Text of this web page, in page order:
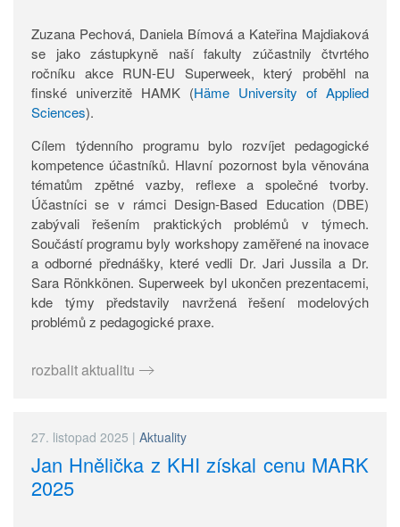
Zuzana Pechová, Daniela Bímová a Kateřina Majdiaková
se jako zástupkyně naší fakulty zúčastnily čtvrtého
ročníku akce RUN-EU Superweek, který proběhl na
finské univerzitě HAMK (Häme University of Applied
Sciences).
Cílem týdenního programu bylo rozvíjet pedagogické
kompetence účastníků. Hlavní pozornost byla věnována
tématům zpětné vazby, reflexe a společné tvorby.
Účastníci se v rámci Design-Based Education (DBE)
zabývali řešením praktických problémů v týmech.
Součástí programu byly workshopy zaměřené na inovace
a odborné přednášky, které vedli Dr. Jari Jussila a Dr.
Sara Rönkkönen. Superweek byl ukončen prezentacemi,
kde týmy představily navržená řešení modelových
problémů z pedagogické praxe.
rozbalit aktualitu
27. listopad 2025 | Aktuality
Jan Hnělička z KHI získal cenu MARK
2025